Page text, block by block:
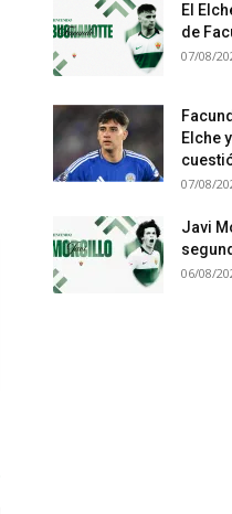
El
de
07/08/
Elche
07/08/
Javi
06/08/